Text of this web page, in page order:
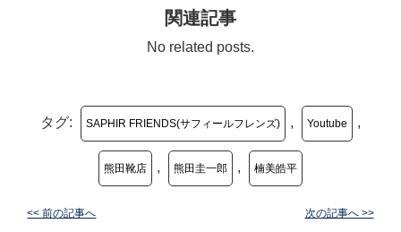
関連記事
No related posts.
タグ: SAPHIR FRIENDS(サフィールフレンズ) , Youtube ,
熊田靴店 , 熊田圭一郎 , 楠美皓平
<< 前の記事へ 次の記事へ >>